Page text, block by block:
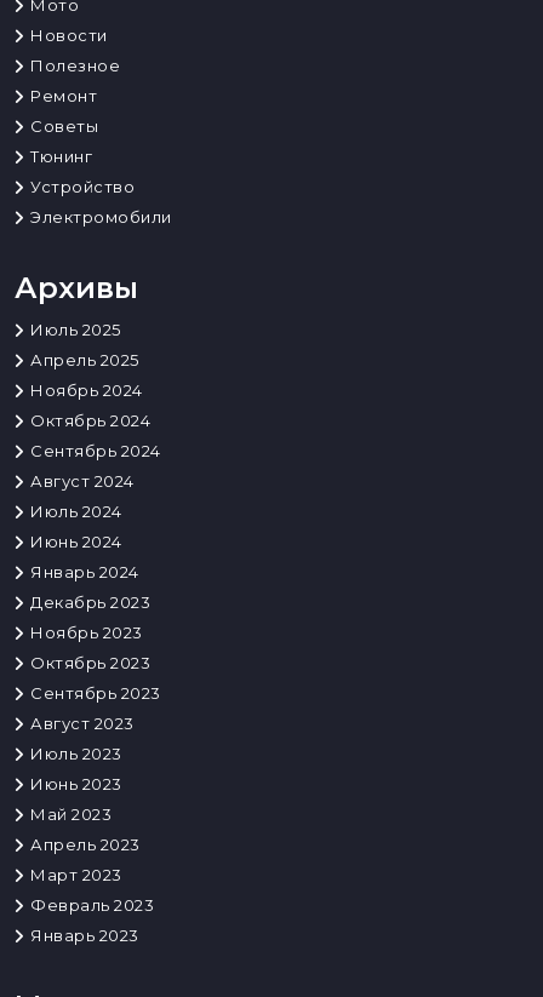
Мото
Новости
Полезное
Ремонт
Советы
Тюнинг
Устройство
Электромобили
Архивы
Июль 2025
Апрель 2025
Ноябрь 2024
Октябрь 2024
Сентябрь 2024
Август 2024
Июль 2024
Июнь 2024
Январь 2024
Декабрь 2023
Ноябрь 2023
Октябрь 2023
Сентябрь 2023
Август 2023
Июль 2023
Июнь 2023
Май 2023
Апрель 2023
Март 2023
Февраль 2023
Январь 2023